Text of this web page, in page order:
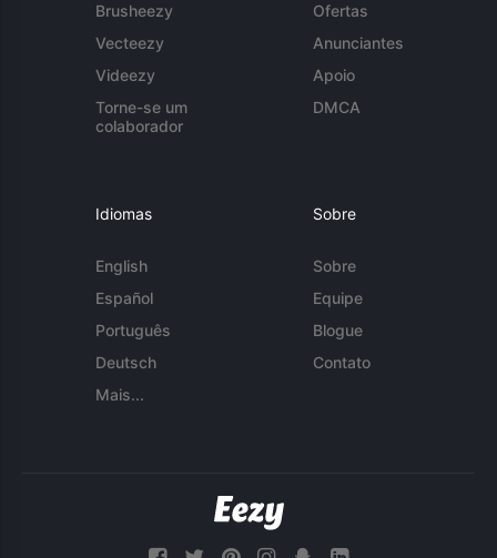
Brusheezy
Vecteezy
Videezy
Torne-se um
colaborador
Ofertas
Anunciantes
Apoio
DMCA
Idiomas
English
Español
Português
Deutsch
Mais...
Sobre
Sobre
Equipe
Blogue
Contato